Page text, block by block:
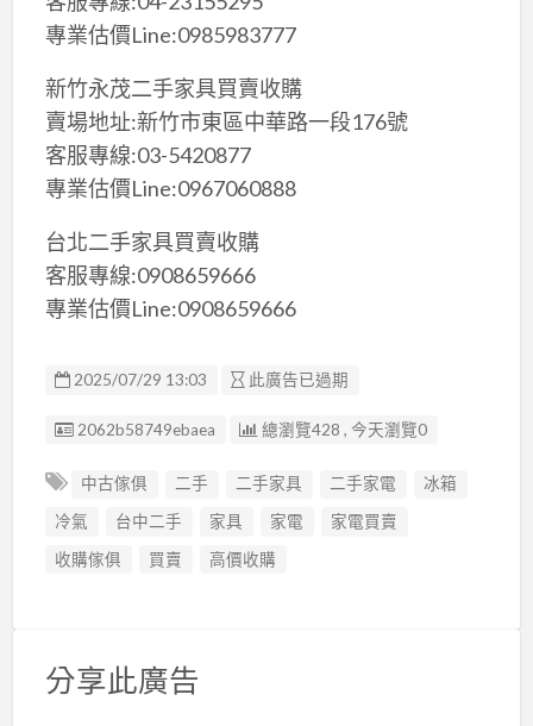
專業估價Line:0985983777
新竹永茂二手家具買賣收購
賣場地址:新竹市東區中華路一段176號
客服專線:03-5420877
專業估價Line:0967060888
台北二手家具買賣收購
客服專線:0908659666
專業估價Line:0908659666
2025/07/29 13:03 此廣告已過期
廣告编號
2062b58749ebaea 總瀏覽428 , 今天瀏覽0
中古傢俱 二手 二手家具 二手家電
冰箱
冷氣
台中二手 家具 家電
家電買賣
收購傢俱
買賣 高價收購
分享此廣告